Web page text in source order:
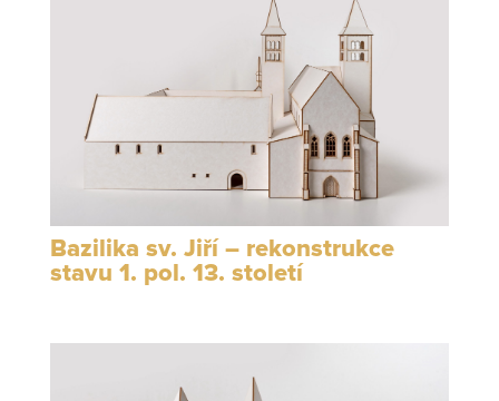
Bazilika sv. Jiří – rekonstrukce
stavu 1. pol. 13. století